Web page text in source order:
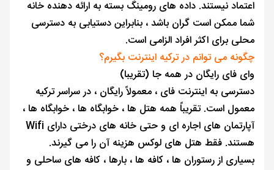
اعتماد نیستند. داده های رومینگ بسته به ارائه دهنده خانه
شما ممکن است گران باشد ، بنابراین دستیابی به دسترسی
محلی برای اکثر افراد الزامی است.
چگونه می توانم در ترکیه اینترنت بگیرم؟
وای فای رایگان در همه جا (تقریبا)
دسترسی به اینترنت فای ، معمولاً رایگان ، در سراسر ترکیه
معمول است. تقریباً همه هتل ها ، خوابگاه ها ، خوابگاه ها ،
آپارتمان های اجاره ای و حتی خانه های درختی دارای Wifi
هستند. فقط هتل های لوکس هزینه آن را می گیرند.
بسیاری از رستوران ها ، کافه ها ، بارها ، کافه های ساحلی و